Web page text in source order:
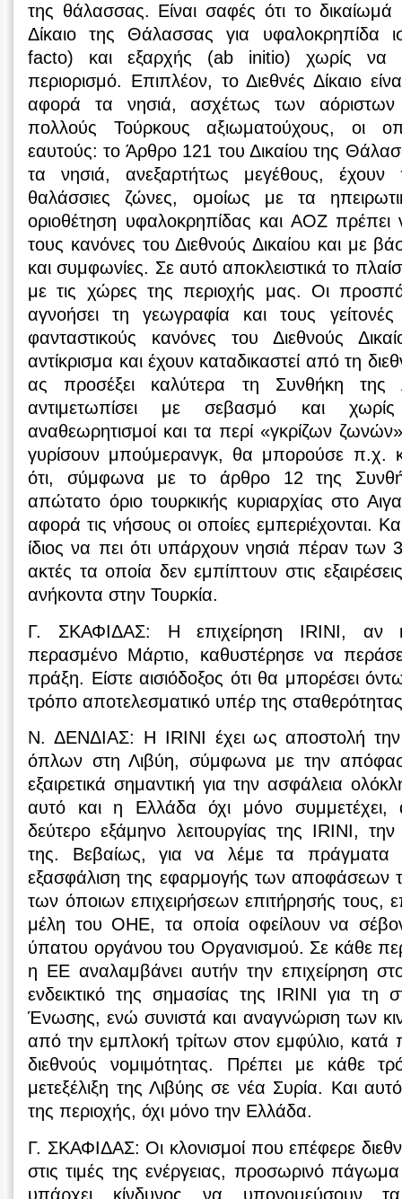
της θάλασσας. Είναι σαφές ότι το
Δίκαιο της Θάλασσας για υφαλοκρηπίδα
facto) και εξαρχής (ab initio) χωρίς να
περιορισμό. Επιπλέον, το Διεθνές Δίκαιο
αφορά τα νησιά, ασχέτως των
πολλούς Τούρκους αξιωματούχους, οι
εαυτούς: το Άρθρο 121 του Δικαίου της
τα νησιά, ανεξαρτήτως μεγέθους, έχουν
θαλάσσιες ζώνες, ομοίως με τα
οριοθέτηση υφαλοκρηπίδας και ΑΟΖ πρέπει
τους κανόνες του Διεθνούς Δικαίου και με
και συμφωνίες. Σε αυτό αποκλειστικά το
με τις χώρες της περιοχής μας. Οι
αγνοήσει τη γεωγραφία και τους
φανταστικούς κανόνες του Διεθνούς
αντίκρισμα και έχουν καταδικαστεί από τη
ας προσέξει καλύτερα τη Συνθήκη
αντιμετωπίσει με σεβασμό και
αναθεωρητισμοί και τα περί «γκρίζων
γυρίσουν μπούμερανγκ, θα μπορούσε π.χ.
ότι, σύμφωνα με το άρθρο 12 της
απώτατο όριο τουρκικής κυριαρχίας στο
αφορά τις νήσους οι οποίες εμπεριέχονται.
ίδιος να πει ότι υπάρχουν νησιά πέραν των
ακτές τα οποία δεν εμπίπτουν στις
ανήκοντα στην Τουρκία.
Γ. ΣΚΑΦΙΔΑΣ: Η επιχείρηση IRINI, αν
περασμένο Μάρτιο, καθυστέρησε να
πράξη. Είστε αισιόδοξος ότι θα μπορέσει
τρόπο αποτελεσματικό υπέρ της
Ν. ΔΕΝΔΙΑΣ: Η IRINI έχει ως αποστολή
όπλων στη Λιβύη, σύμφωνα με την
εξαιρετικά σημαντική για την ασφάλεια
αυτό και η Ελλάδα όχι μόνο
δεύτερο εξάμηνο λειτουργίας της IRINI, την
της. Βεβαίως, για να λέμε τα
εξασφάλιση της εφαρμογής των αποφάσεων
των όποιων επιχειρήσεων επιτήρησής τους,
μέλη του OHE, τα οποία οφείλουν να
ύπατου οργάνου του Οργανισμού. Σε κάθε
η EE αναλαμβάνει αυτήν την επιχείρηση
ενδεικτικό της σημασίας της IRINI για τη
Ένωσης, ενώ συνιστά και αναγνώριση των
από την εμπλοκή τρίτων στον εμφύλιο, κατά
διεθνούς νομιμότητας. Πρέπει με κάθε
μετεξέλιξη της Λιβύης σε νέα Συρία. Και
της περιοχής, όχι μόνο την Ελλάδα.
Γ. ΣΚΑΦΙΔΑΣ: Οι κλονισμοί που επέφερε
στις τιμές της ενέργειας, προσωρινό
υπάρχει κίνδυνος να υπονομεύσουν